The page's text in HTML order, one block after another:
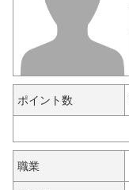
ポイント数
職業